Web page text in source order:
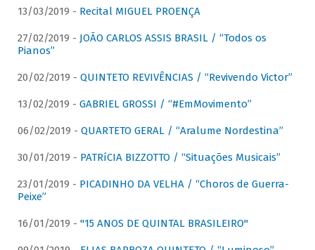
13/03/2019 - Recital MIGUEL PROENÇA
27/02/2019 - JOÃO CARLOS ASSIS BRASIL / “Todos os
Pianos”
20/02/2019 - QUINTETO REVIVÊNCIAS / “Revivendo Victor”
13/02/2019 - GABRIEL GROSSI / “#EmMovimento”
06/02/2019 - QUARTETO GERAL / “Aralume Nordestina”
30/01/2019 - PATRíCIA BIZZOTTO / “Situações Musicais”
23/01/2019 - PICADINHO DA VELHA / “Choros de Guerra-
Peixe”
16/01/2019 - "15 ANOS DE QUINTAL BRASILEIRO"